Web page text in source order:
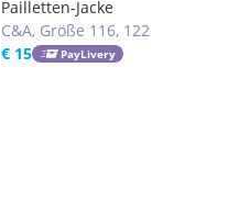
Pailletten-Jacke
C&A, Größe 116, 122
€ 15
PayLivery